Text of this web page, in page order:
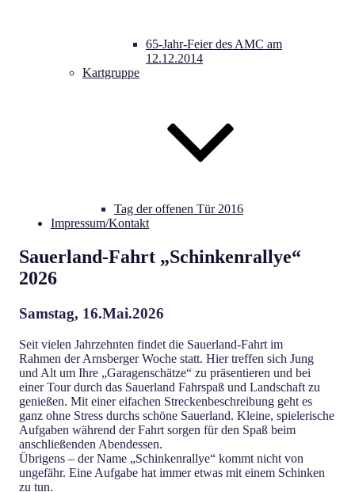
65-Jahr-Feier des AMC am
12.12.2014
Kartgruppe
Tag der offenen Tür 2016
Impressum/Kontakt
Sauerland-Fahrt „Schinkenrallye“
2026
Samstag, 16.Mai.2026
Seit vielen Jahrzehnten findet die Sauerland-Fahrt im
Rahmen der Arnsberger Woche statt. Hier treffen sich Jung
und Alt um Ihre „Garagenschätze“ zu präsentieren und bei
einer Tour durch das Sauerland Fahrspaß und Landschaft zu
genießen. Mit einer eifachen Streckenbeschreibung geht es
ganz ohne Stress durchs schöne Sauerland. Kleine, spielerische
Aufgaben während der Fahrt sorgen für den Spaß beim
anschließenden Abendessen.
Übrigens – der Name „Schinkenrallye“ kommt nicht von
ungefähr. Eine Aufgabe hat immer etwas mit einem Schinken
zu tun.